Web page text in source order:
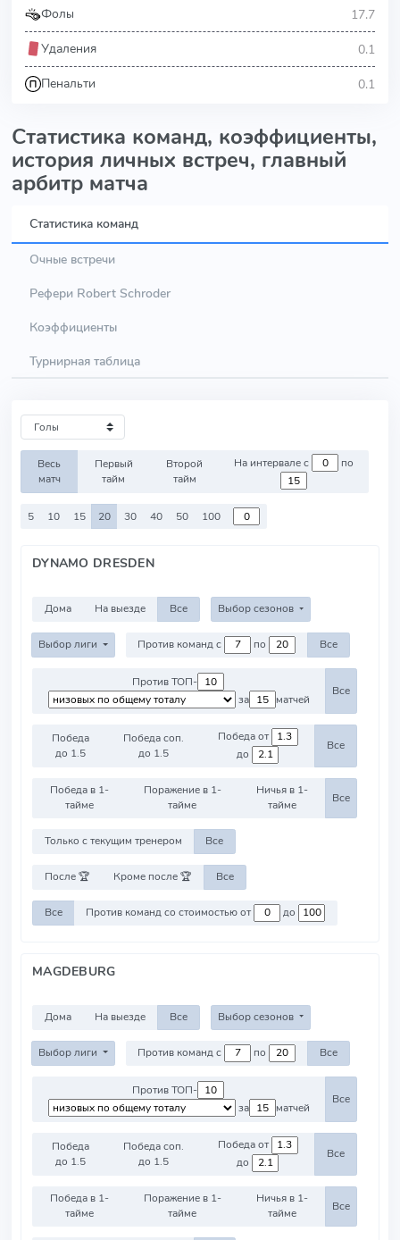
Фолы 17.7
Удаления 0.1
Пенальти 0.1
Статистика команд, коэффициенты,
история личных встреч, главный
арбитр матча
Статистика команд
Очные встречи
Рефери Robert Schroder
Коэффициенты
Турнирная таблица
Весь
матч
Первый
тайм
Второй
тайм
На интервале с по
5 10 15 20 30 40 50 100
DYNAMO DRESDEN
Дома На выезде Все Выбор сезонов
Выбор лиги Против команд с по Все
Против ТОП-
за
матчей
Все
Победа
до 1.5
Победа соп.
до 1.5
Победа от
до
Все
Победа в 1-
тайме
Поражение в 1-
тайме
Ничья в 1-
тайме
Все
Только с текущим тренером Все
После 🏆 Кроме после 🏆 Все
Все Против команд со стоимостью от до
MAGDEBURG
Дома На выезде Все Выбор сезонов
Выбор лиги Против команд с по Все
Против ТОП-
за
матчей
Все
Победа
до 1.5
Победа соп.
до 1.5
Победа от
до
Все
Победа в 1-
тайме
Поражение в 1-
тайме
Ничья в 1-
тайме
Все